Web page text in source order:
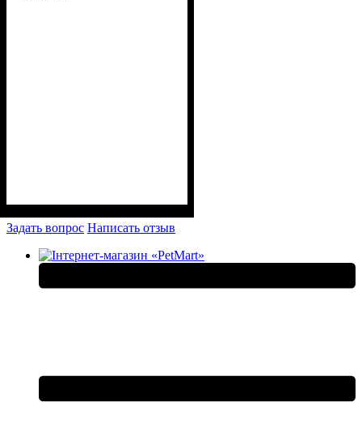
Задать вопрос Написать отзыв